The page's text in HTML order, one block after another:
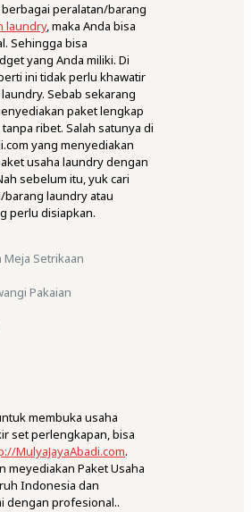
peralatan/barang
laundry, maka Anda bisa
Sehingga bisa
yang Anda miliki. Di
ini tidak perlu khawatir
Sebab sekarang
paket lengkap
ribet. Salah satunya di
yang menyediakan
usaha laundry dengan
sebelum itu, yuk cari
barang laundry atau
perlu disiapkan.
Meja Setrikaan
Pakaian
membuka usaha
set perlengkapan, bisa
MulyaJayaAbadi.com.
meyediakan Paket Usaha
Indonesia dan
dengan profesional..